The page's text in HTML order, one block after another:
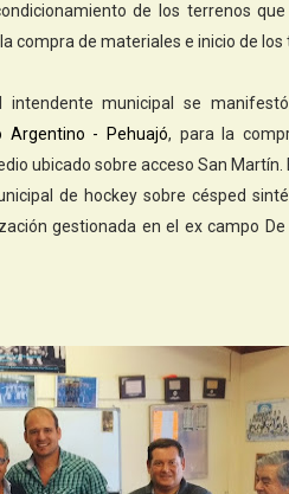
de los terrenos
compra de materiales e inicio de los
intendente municipal se
Argentino - Pehuajó, para la
ubicado sobre acceso San
de hockey sobre césped
gestionada en el ex campo De